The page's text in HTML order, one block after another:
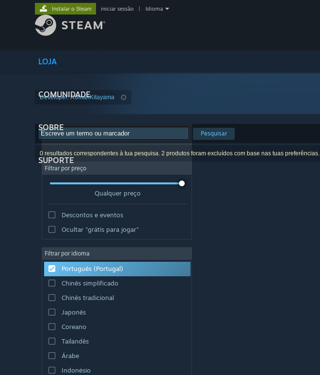
LOJA
COMUNIDADE
SOBRE
SUPORTE
Instalar o Steam iniciar sessão Idioma
Developer: RomanKitayama
Pesquisar
0 resultados correspondentes à tua pesquisa. 2 produtos foram excluídos com base nas tuas preferências.
Filtrar por preço
Qualquer preço
Descontos e eventos
Ocultar "grátis para jogar"
Filtrar por idioma
Português (Portugal)
Chinês simplificado
Chinês tradicional
Japonês
Coreano
Tailandês
Árabe
Indonésio